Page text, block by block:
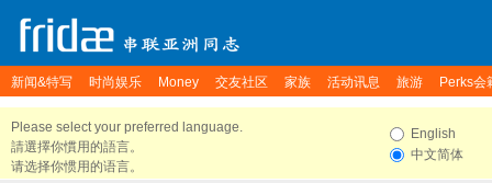
新闻&特写 时尚娱乐 Money 交友社区 家族 活动讯息 旅游 Perks会
Please select your preferred language.
請選擇你慣用的語言。
请选择你惯用的语言。
English
中文简体